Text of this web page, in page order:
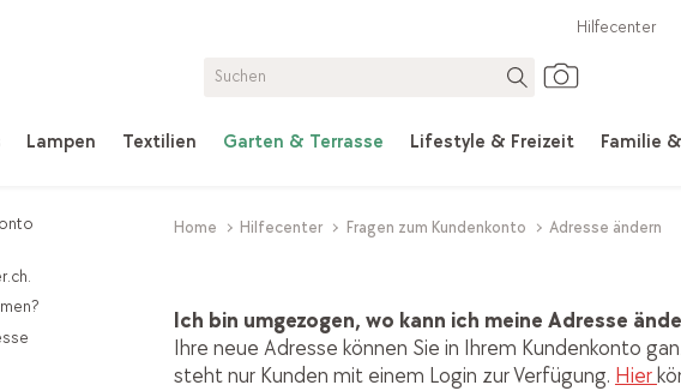
Lampen Textilien Garten & Terrasse Lifestyle & Freizeit Familie
Hilfecenter
Home Hilfecenter Fragen zum Kundenkonto Adresse ändern
Ich bin umgezogen, wo kann ich meine Adresse
Ihre neue Adresse können Sie in Ihrem Kundenkonto
steht nur Kunden mit einem Login zur Verfügung. Hier